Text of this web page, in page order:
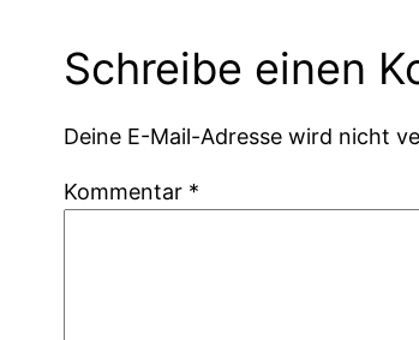
Schreibe einen
Deine E-Mail-Adresse wird nicht
Kommentar *